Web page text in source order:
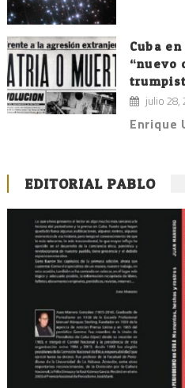
Cuba
“nuevo
julio 28,
Enrique
EDITORIAL PABLO